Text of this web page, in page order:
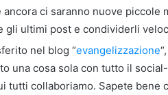
ancora ci saranno nuove piccole
gli ultimi post e condividerli
nel blog “evangelizzazione
una cosa sola con tutto il
tutti collaboriamo. Sapete bene